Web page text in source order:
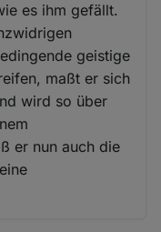
es ihm gefällt.
geistige
maßt er sich
wird so über
er nun auch die